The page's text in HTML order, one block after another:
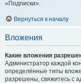
«Подписки».
Вернуться к началу
Вложения
Какие вложения
Администратор каждой
определённые типы
разрешены, свяжитесь с